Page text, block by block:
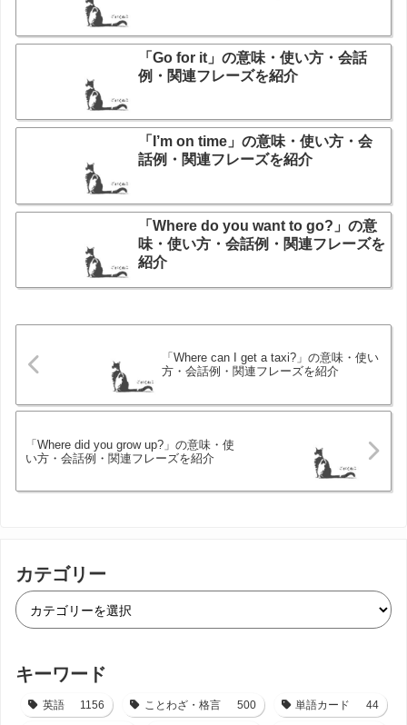
「Go for it」の意味・使い方・会話
例・関連フレーズを紹介
「I’m on time」の意味・使い方・会
話例・関連フレーズを紹介
「Where do you want to go?」の意
味・使い方・会話例・関連フレーズを
紹介
「Where can I get a taxi?」の意味・使い
方・会話例・関連フレーズを紹介
「Where did you grow up?」の意味・使
い方・会話例・関連フレーズを紹介
カテゴリー
キーワード
英語 1156 ことわざ・格言 500 単語カード 44